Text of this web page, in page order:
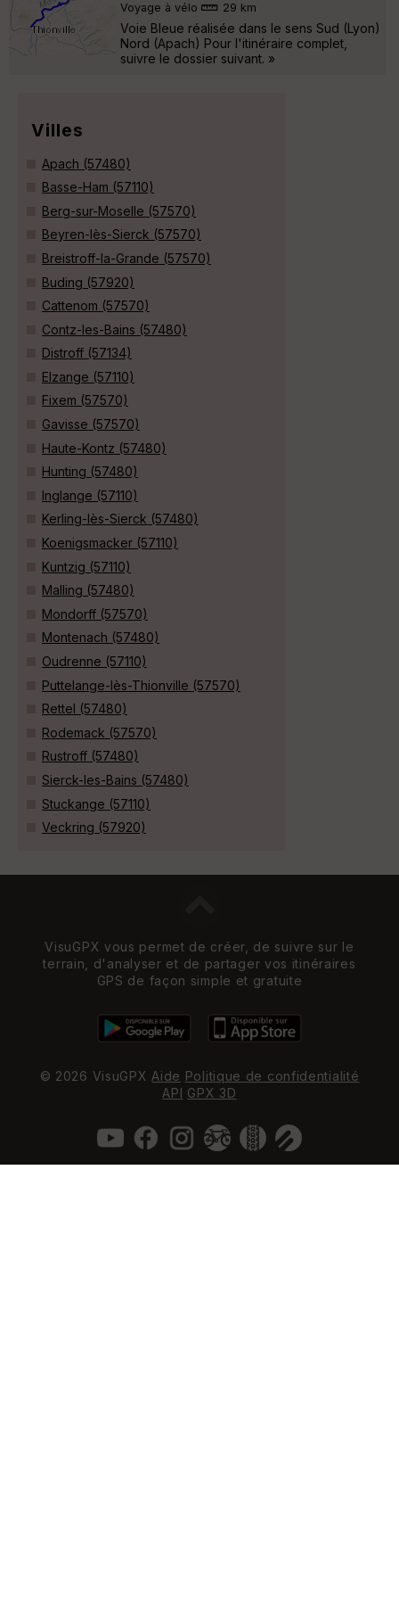
Voyage à vélo 29 km
Voie Bleue réalisée dans le sens Sud (Lyon)
Nord (Apach) Pour l'itinéraire complet,
suivre le dossier suivant. »
Villes
Apach (57480)
Basse-Ham (57110)
Berg-sur-Moselle (57570)
Beyren-lès-Sierck (57570)
Breistroff-la-Grande (57570)
Buding (57920)
Cattenom (57570)
Contz-les-Bains (57480)
Distroff (57134)
Elzange (57110)
Fixem (57570)
Gavisse (57570)
Haute-Kontz (57480)
Hunting (57480)
Inglange (57110)
Kerling-lès-Sierck (57480)
Koenigsmacker (57110)
Kuntzig (57110)
Malling (57480)
Mondorff (57570)
Montenach (57480)
Oudrenne (57110)
Puttelange-lès-Thionville (57570)
Rettel (57480)
Rodemack (57570)
Rustroff (57480)
Sierck-les-Bains (57480)
Stuckange (57110)
Veckring (57920)
VisuGPX vous permet de créer, de suivre sur le
terrain, d'analyser et de partager vos itinéraires
GPS de façon simple et gratuite
© 2026 VisuGPX Aide Politique de confidentialité
API GPX 3D